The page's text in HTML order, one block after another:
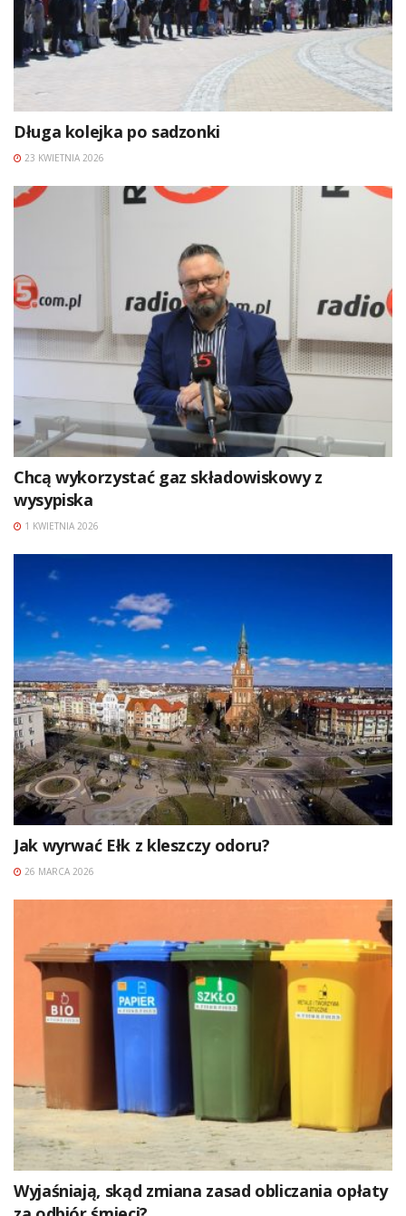
Długa kolejka po sadzonki
23 KWIETNIA 2026
Chcą wykorzystać gaz składowiskowy z
wysypiska
1 KWIETNIA 2026
Jak wyrwać Ełk z kleszczy odoru?
26 MARCA 2026
Wyjaśniają, skąd zmiana zasad obliczania opłaty